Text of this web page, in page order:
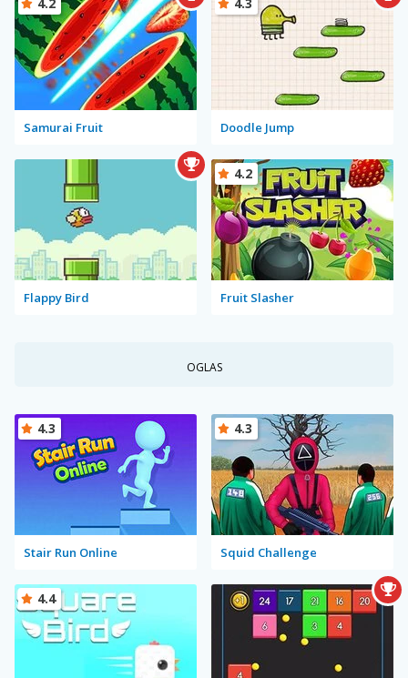
Samurai Fruit Doodle Jump
Flappy Bird Fruit Slasher
4.2
OGLAS
Stair Run Online
4.3
Squid Challenge
4.3
4.4